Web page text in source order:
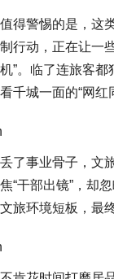
值得警惕的是，这
制行动，正在让一
机”。临了连旅客
看千城一面的“网红
丢了事业骨子，文
焦“干部出镜”，却
文旅环境短板，最终